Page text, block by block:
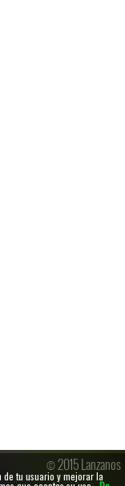
de tu usuario y mejorar la
© 2015 Lanzanos